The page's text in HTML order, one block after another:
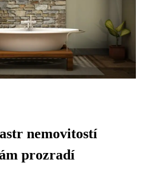
nemovitostí
prozradí